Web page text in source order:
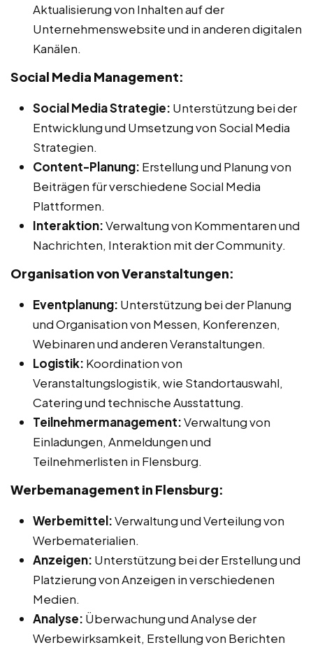
Aktualisierung von Inhalten auf der
Unternehmenswebsite und in anderen digitalen
Kanälen.
Social Media Management:
Social Media Strategie: Unterstützung bei der
Entwicklung und Umsetzung von Social Media
Strategien.
Content-Planung: Erstellung und Planung von
Beiträgen für verschiedene Social Media
Plattformen.
Interaktion:Verwaltung von Kommentaren und
Nachrichten, Interaktion mit der Community.
Organisation von Veranstaltungen:
Eventplanung: Unterstützung bei der Planung
und Organisation von Messen, Konferenzen,
Webinaren und anderen Veranstaltungen.
Logistik: Koordination von
Veranstaltungslogistik, wie Standortauswahl,
Catering und technische Ausstattung.
Teilnehmermanagement:Verwaltung von
Einladungen, Anmeldungen und
Teilnehmerlisten in Flensburg.
Werbemanagement in Flensburg:
Werbemittel:Verwaltung und Verteilung von
Werbematerialien.
Anzeigen: Unterstützung bei der Erstellung und
Platzierung von Anzeigen in verschiedenen
Medien.
Analyse: Überwachung und Analyse der
Werbewirksamkeit, Erstellung von Berichten